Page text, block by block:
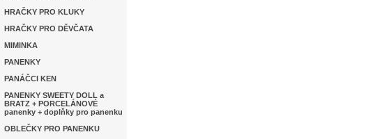
HRAČKY PRO KLUKY
HRAČKY PRO DĚVČATA
MIMINKA
PANENKY
PANÁČCI KEN
PANENKY SWEETY DOLL a
BRATZ + PORCELÁNOVÉ
panenky + doplňky pro panenku
OBLEČKY PRO PANENKU